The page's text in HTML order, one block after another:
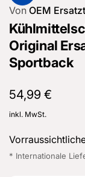
Von OEM
Original
Sportback
Normaler
Preis
54,99 €
inkl. MwSt.
* Internationale